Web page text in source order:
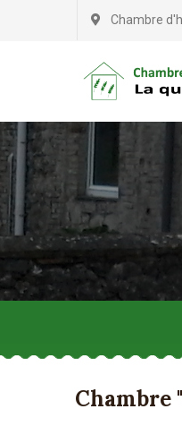
Chambre
Chambre